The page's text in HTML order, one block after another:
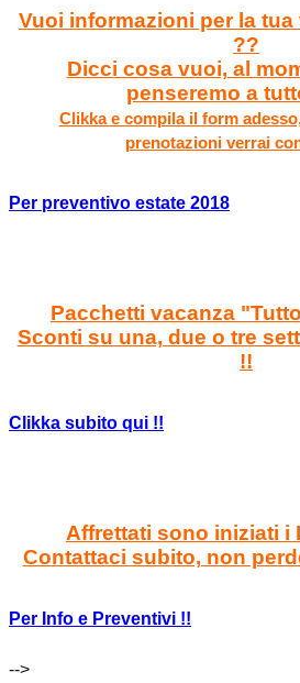
Vuoi informazioni per la tua
??
Dicci cosa vuoi, al
penseremo a
Clikka e compila il form
prenotazioni verrai
Per preventivo estate 2018
Pacchetti vacanza
Sconti su una, due o tre
!!
Clikka subito qui !!
Affrettati sono iniziati i
Contattaci subito, non
Per Info e Preventivi !!
-->